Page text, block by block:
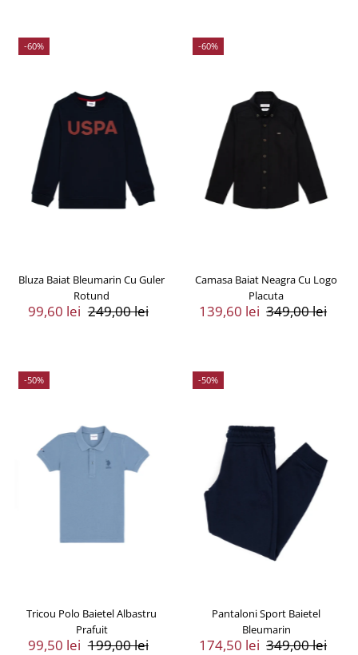
-60%
Bluza Baiat Bleumarin Cu Guler
Rotund
Preț
99,60 lei Preț
249,00 lei
-60%
Camasa Baiat Neagra Cu Logo
Placuta
Preț
139,60 lei Preț
349,00 lei
-50%
Tricou Polo Baietel Albastru
Prafuit
Preț
99,50 lei Preț
199,00 lei
-50%
Pantaloni Sport Baietel
Bleumarin
Preț
174,50 lei Preț
349,00 lei